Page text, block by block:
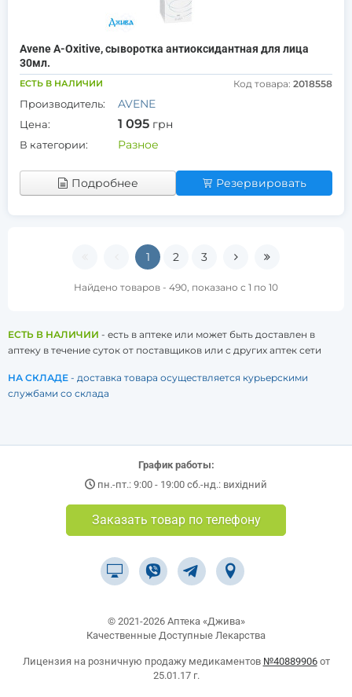
Avene A-Oxitive, сыворотка антиоксидантная для лица
30мл.
ЕСТЬ В НАЛИЧИИ Код товара: 2018558
Производитель: AVENE
Цена: 1 095 грн
В категории: Разное
Подробнее Резервировать
1 2 3
Найдено товаров - 490, показано с 1 по 10
ЕСТЬ В НАЛИЧИИ - есть в аптеке или может быть доставлен в
аптеку в течение суток от поставщиков или с других аптек сети
НА СКЛАДЕ - доставка товара осуществляется курьерскими
службами со склада
График работы:
пн.-пт.: 9:00 - 19:00 сб.-нд.: вихідний
Заказать товар по телефону
© 2021-2026 Аптека «Джива»
Качественные Доступные Лекарства
Лицензия на розничную продажу медикаментов №40889906от
25.01.17 г.